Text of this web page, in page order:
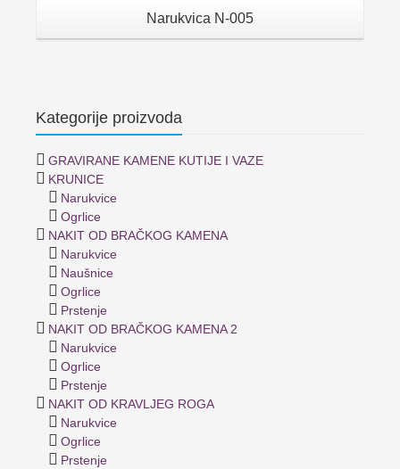
Narukvica N-005
Kategorije proizvoda
GRAVIRANE KAMENE KUTIJE I VAZE
KRUNICE
Narukvice
Ogrlice
NAKIT OD BRAČKOG KAMENA
Narukvice
Naušnice
Ogrlice
Prstenje
NAKIT OD BRAČKOG KAMENA 2
Narukvice
Ogrlice
Prstenje
NAKIT OD KRAVLJEG ROGA
Narukvice
Ogrlice
Prstenje